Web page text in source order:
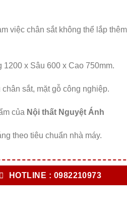
việc chân sắt không thể lắp
1200 x Sâu 600 x Cao 750mm.
sắt, mặt gỗ công nghiệp.
của Nội thất Nguyệt Ánh
theo tiêu chuẩn nhà máy.
HOTLINE : 0982210973